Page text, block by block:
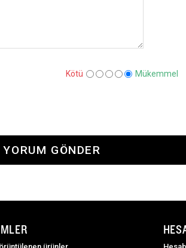
Kötü Mükemmel
YORUM GÖNDER